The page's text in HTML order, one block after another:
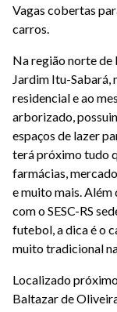
Vagas cobertas
carros.
Na região norte
Jardim Itu-Sabará,
residencial e ao
arborizado,
espaços de lazer
terá próximo tudo
farmácias,
e muito mais.
com o SESC-RS
futebol, a dica é o
muito tradicional
Localizado
Baltazar de